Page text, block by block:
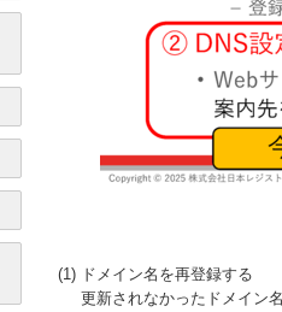
(1) ドメイン名を再登録する
更新されなかったドメイン